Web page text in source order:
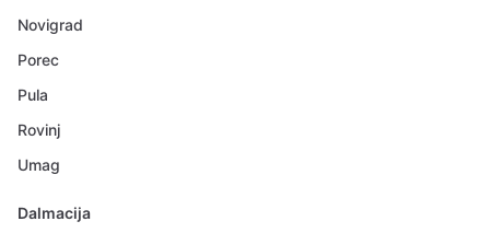
Novigrad
Porec
Pula
Rovinj
Umag
Dalmacija